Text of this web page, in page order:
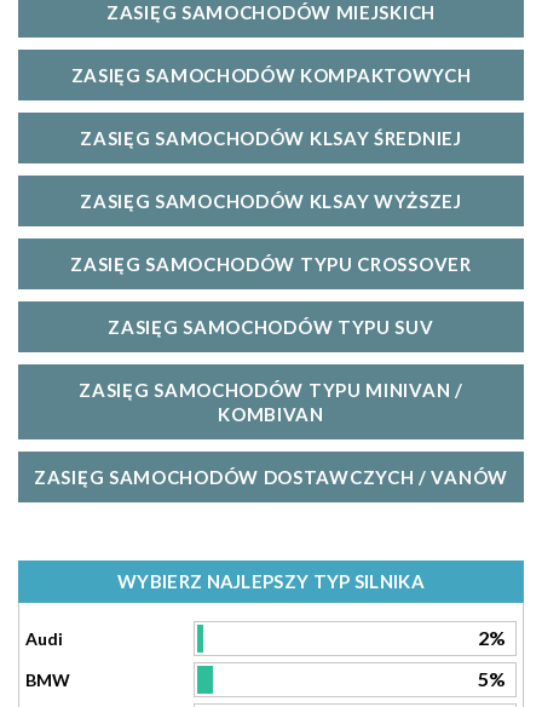
ZASIĘG SAMOCHODÓW MIEJSKICH
ZASIĘG SAMOCHODÓW KOMPAKTOWYCH
ZASIĘG SAMOCHODÓW KLSAY ŚREDNIEJ
ZASIĘG SAMOCHODÓW KLSAY WYŻSZEJ
ZASIĘG SAMOCHODÓW TYPU CROSSOVER
ZASIĘG SAMOCHODÓW TYPU SUV
ZASIĘG SAMOCHODÓW TYPU MINIVAN /
KOMBIVAN
ZASIĘG SAMOCHODÓW DOSTAWCZYCH / VANÓW
WYBIERZ NAJLEPSZY TYP SILNIKA
Audi 2%
BMW 5%